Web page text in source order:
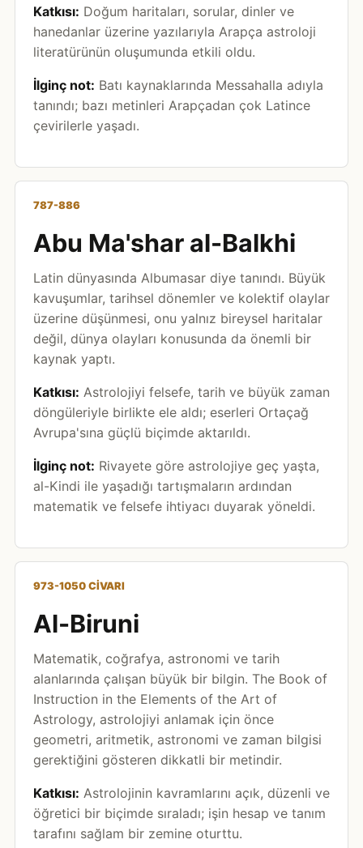
Katkısı: Doğum haritaları, sorular, dinler ve
hanedanlar üzerine yazılarıyla Arapça astroloji
literatürünün oluşumunda etkili oldu.
İlginç not: Batı kaynaklarında Messahalla adıyla
tanındı; bazı metinleri Arapçadan çok Latince
çevirilerle yaşadı.
787-886
Abu Ma'shar al-Balkhi
Latin dünyasında Albumasar diye tanındı. Büyük
kavuşumlar, tarihsel dönemler ve kolektif olaylar
üzerine düşünmesi, onu yalnız bireysel haritalar
değil, dünya olayları konusunda da önemli bir
kaynak yaptı.
Katkısı: Astrolojiyi felsefe, tarih ve büyük zaman
döngüleriyle birlikte ele aldı; eserleri Ortaçağ
Avrupa'sına güçlü biçimde aktarıldı.
İlginç not: Rivayete göre astrolojiye geç yaşta,
al-Kindi ile yaşadığı tartışmaların ardından
matematik ve felsefe ihtiyacı duyarak yöneldi.
973-1050 CIVARI
Al-Biruni
Matematik, coğrafya, astronomi ve tarih
alanlarında çalışan büyük bir bilgin. The Book of
Instruction in the Elements of the Art of
Astrology, astrolojiyi anlamak için önce
geometri, aritmetik, astronomi ve zaman bilgisi
gerektiğini gösteren dikkatli bir metindir.
Katkısı: Astrolojinin kavramlarını açık, düzenli ve
öğretici bir biçimde sıraladı; işin hesap ve tanım
tarafını sağlam bir zemine oturttu.